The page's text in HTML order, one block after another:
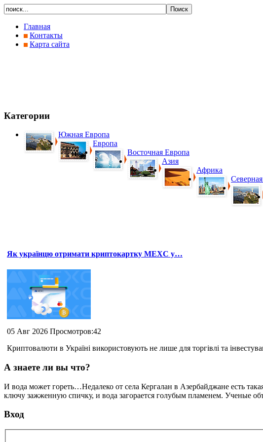
Главная
Контакты
Карта сайта
Категории
Южная Европа
Европа
Восточная Европа
Азия
Африка
Як українцю отримати криптокартку MEXC у…
05 Авг 2026 Просмотров:42
Криптовалюти в Україні використовують не лише для торгівлі та
А знаете ли вы что?
И вода может гореть…Недалеко от села Кергалан в Азербайджане есть
ключу зажженную спичку, и вода загорается голубым пламенем. Ученые
Вход